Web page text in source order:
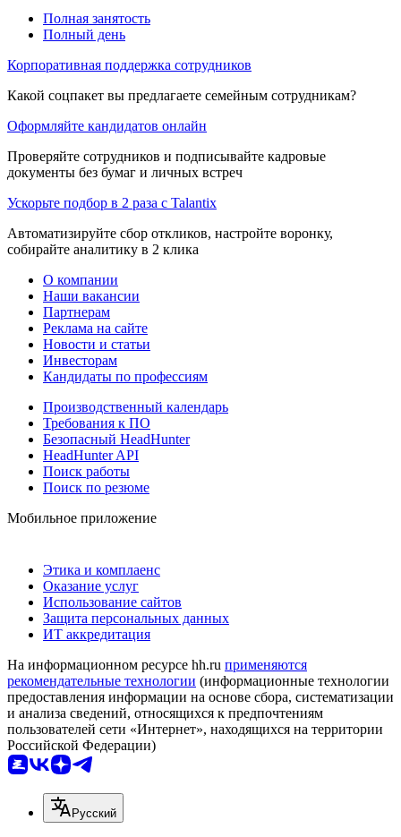
Полная занятость
Полный день
Корпоративная поддержка сотрудников
Какой соцпакет вы предлагаете семейным сотрудникам?
Оформляйте кандидатов онлайн
Проверяйте сотрудников и подписывайте кадровые
документы без бумаг и личных встреч
Ускорьте подбор в 2 раза с Talantix
Автоматизируйте сбор откликов, настройте воронку,
собирайте аналитику в 2 клика
О компании
Наши вакансии
Партнерам
Реклама на сайте
Новости и статьи
Инвесторам
Кандидаты по профессиям
Производственный календарь
Требования к ПО
Безопасный HeadHunter
HeadHunter API
Поиск работы
Поиск по резюме
Мобильное приложение
Этика и комплаенс
Оказание услуг
Использование сайтов
Защита персональных данных
ИТ аккредитация
На информационном ресурсе hh.ru применяются
рекомендательные технологии (информационные технологии
предоставления информации на основе сбора, систематизации
и анализа сведений, относящихся к предпочтениям
пользователей сети «Интернет», находящихся на территории
Российской Федерации)
Русский